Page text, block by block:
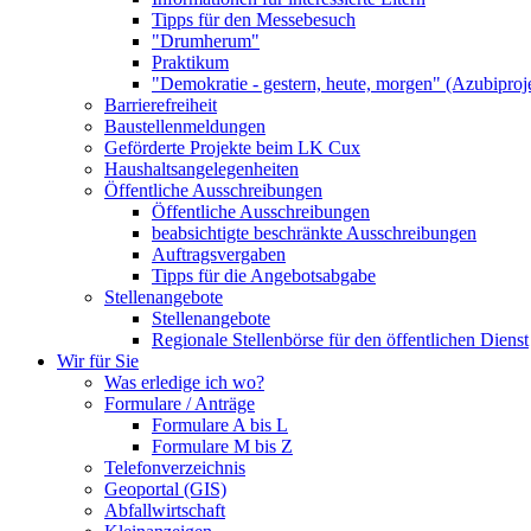
Tipps für den Messebesuch
"Drumherum"
Praktikum
"Demokratie - gestern, heute, morgen"
Barrierefreiheit
Baustellenmeldungen
Geförderte Projekte beim LK Cux
Haushaltsangelegenheiten
Öffentliche Ausschreibungen
Öffentliche Ausschreibungen
beabsichtigte beschränkte Ausschreibungen
Auftragsvergaben
Tipps für die Angebotsabgabe
Stellenangebote
Stellenangebote
Regionale Stellenbörse für den öffentlichen Dienst
Wir für Sie
Was erledige ich wo?
Formulare / Anträge
Formulare A bis L
Formulare M bis Z
Telefonverzeichnis
Geoportal (GIS)
Abfallwirtschaft